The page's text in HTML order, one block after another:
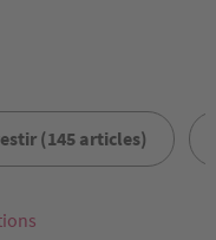
(145 articles)